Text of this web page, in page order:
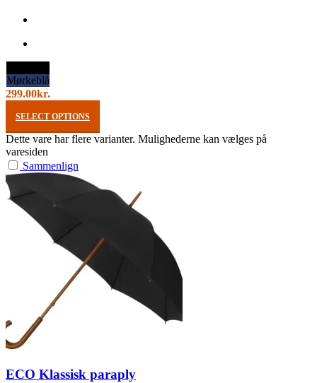
Mørkeblå
299.00kr.
SELECT OPTIONS
Dette vare har flere varianter. Mulighederne kan vælges på
varesiden
Sammenlign
ECO Klassisk paraply